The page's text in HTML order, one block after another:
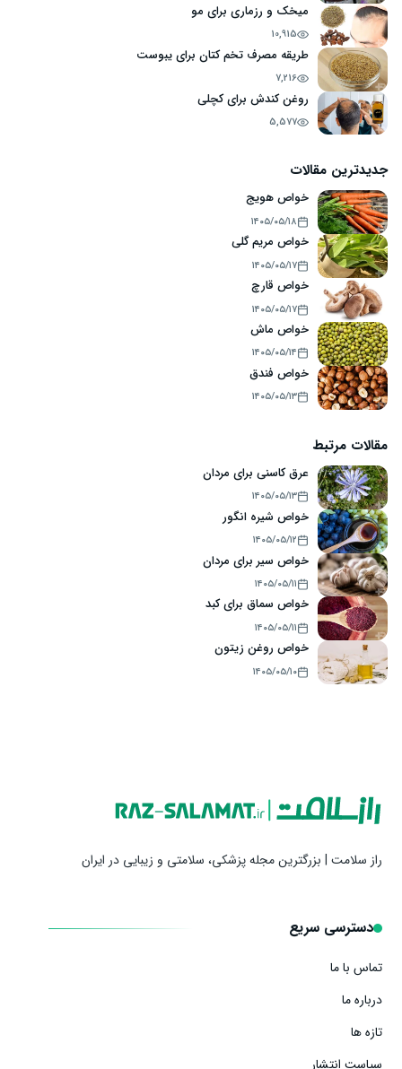
میخک و رزماری برای مو
10,915
طریقه مصرف تخم کتان برای یبوست
7,216
روغن کندش برای کچلی
5,577
جدیدترین مقالات
خواص هویج
۱۴۰۵/۰۵/۱۸
خواص مریم گلی
۱۴۰۵/۰۵/۱۷
خواص قارچ
۱۴۰۵/۰۵/۱۷
خواص ماش
۱۴۰۵/۰۵/۱۴
خواص فندق
۱۴۰۵/۰۵/۱۳
مقالات مرتبط
عرق کاسنی برای مردان
۱۴۰۵/۰۵/۱۳
خواص شیره انگور
۱۴۰۵/۰۵/۱۲
خواص سیر برای مردان
۱۴۰۵/۰۵/۱۱
خواص سماق برای کبد
۱۴۰۵/۰۵/۱۱
خواص روغن زیتون
۱۴۰۵/۰۵/۱۰
راز سلامت | بزرگترین مجله پزشکی، سلامتی و زیبایی در ایران
دسترسی سریع
تماس با ما
درباره ما
تازه ها
سیاست انتشار